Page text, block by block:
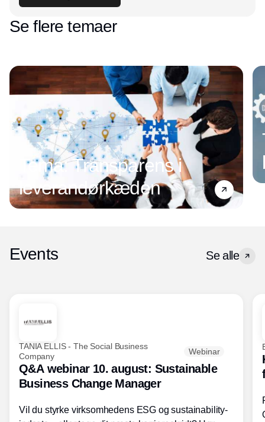
Se flere temaer
Tema: Transparens i
leverandørkæden
Events Se alle
TANIA ELLIS - The Social Business
Company
Webinar
Q&A webinar 10. august: Sustainable
Business Change Manager
Vil du styrke virksomhedens ESG og sustainability-